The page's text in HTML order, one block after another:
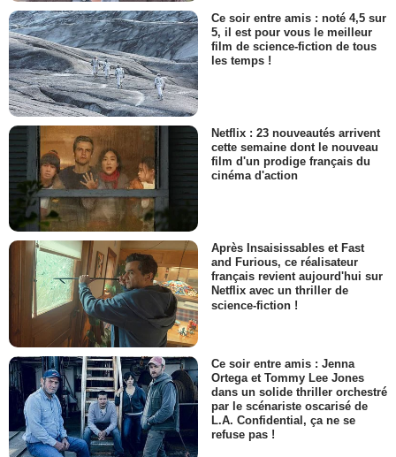
Ce soir entre amis : noté 4,5 sur
5, il est pour vous le meilleur
film de science-fiction de tous
les temps !
Netflix : 23 nouveautés arrivent
cette semaine dont le nouveau
film d'un prodige français du
cinéma d'action
Après Insaisissables et Fast
and Furious, ce réalisateur
français revient aujourd'hui sur
Netflix avec un thriller de
science-fiction !
Ce soir entre amis : Jenna
Ortega et Tommy Lee Jones
dans un solide thriller orchestré
par le scénariste oscarisé de
L.A. Confidential, ça ne se
refuse pas !